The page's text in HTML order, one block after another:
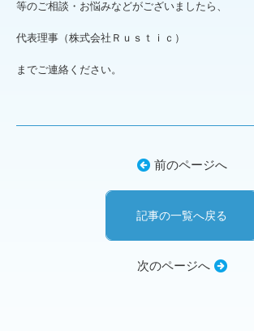
等のご相談・お悩みなどがございましたら、
代表理事（株式会社Ｒｕｓｔｉｃ）
までご連絡ください。
前のページへ
記事の一覧へ戻る
次のページへ